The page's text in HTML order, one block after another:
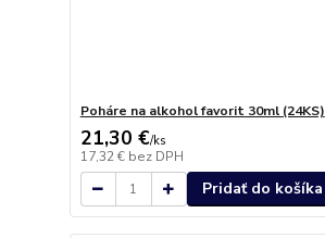
Poháre na alkohol favorit 30ml (24KS)
21,30 €/ks
17,32 € bez DPH
Pridať do košíka